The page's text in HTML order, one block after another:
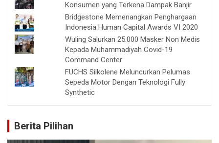
Konsumen yang Terkena Dampak Banjir
Bridgestone Memenangkan Penghargaan
Indonesia Human Capital Awards VI 2020
Wuling Salurkan 25.000 Masker Non Medis
Kepada Muhammadiyah Covid-19
Command Center
FUCHS Silkolene Meluncurkan Pelumas
Sepeda Motor Dengan Teknologi Fully
Synthetic
Berita Pilihan